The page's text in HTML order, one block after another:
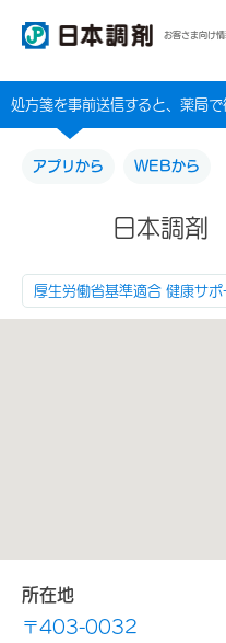
お客さま向け情
処方箋を事前送信すると、薬局で
アプリから WEBから
日本調剤
厚生労働省基準適合 健康サポ
所在地
〒403-0032